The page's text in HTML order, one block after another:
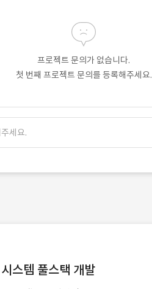
프로젝트 문의가 없습니다.
첫 번째 프로젝트 문의를 등록해주세요.
세요.
스템 풀스택 개발